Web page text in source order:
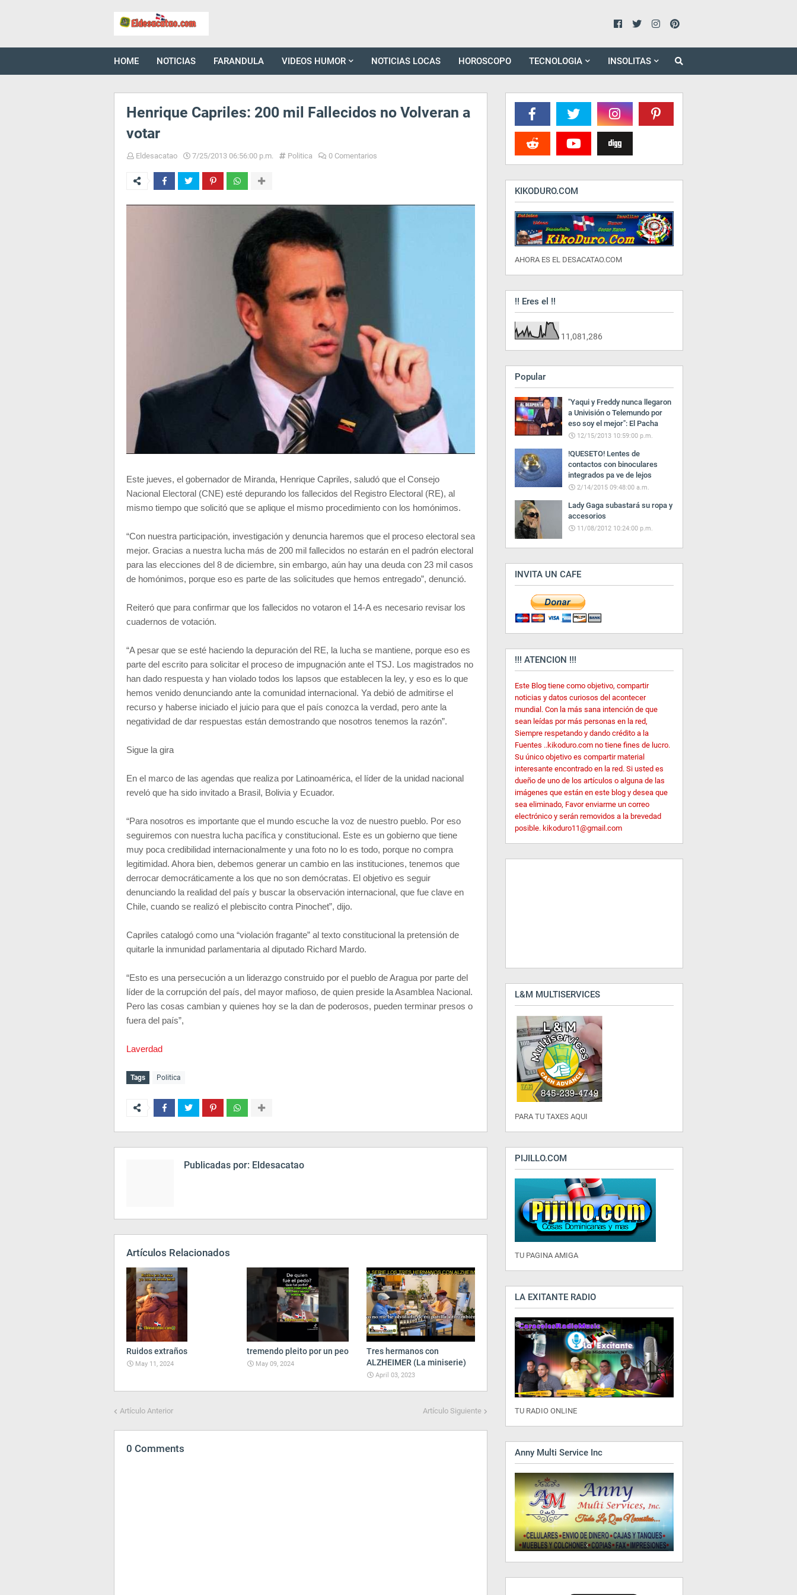
HOME NOTICIAS FARANDULA VIDEOS HUMOR NOTICIAS LOCAS HOROSCOPO TECNOLOGIA INSOLITAS
Henrique Capriles: 200 mil Fallecidos no Volveran a
votar
Eldesacatao 7/25/2013 06:56:00 p.m. Politica 0 Comentarios
Este jueves, el gobernador de Miranda, Henrique Capriles, saludó que el Consejo
Nacional Electoral (CNE) esté depurando los fallecidos del Registro Electoral (RE), al
mismo tiempo que solicitó que se aplique el mismo procedimiento con los homónimos.
“Con nuestra participación, investigación y denuncia haremos que el proceso electoral sea
mejor. Gracias a nuestra lucha más de 200 mil fallecidos no estarán en el padrón electoral
para las elecciones del 8 de diciembre, sin embargo, aún hay una deuda con 23 mil casos
de homónimos, porque eso es parte de las solicitudes que hemos entregado”, denunció.
Reiteró que para confirmar que los fallecidos no votaron el 14-A es necesario revisar los
cuadernos de votación.
“A pesar que se esté haciendo la depuración del RE, la lucha se mantiene, porque eso es
parte del escrito para solicitar el proceso de impugnación ante el TSJ. Los magistrados no
han dado respuesta y han violado todos los lapsos que establecen la ley, y eso es lo que
hemos venido denunciando ante la comunidad internacional. Ya debió de admitirse el
recurso y haberse iniciado el juicio para que el país conozca la verdad, pero ante la
negatividad de dar respuestas están demostrando que nosotros tenemos la razón”.
Sigue la gira
En el marco de las agendas que realiza por Latinoamérica, el líder de la unidad nacional
reveló que ha sido invitado a Brasil, Bolivia y Ecuador.
“Para nosotros es importante que el mundo escuche la voz de nuestro pueblo. Por eso
seguiremos con nuestra lucha pacífica y constitucional. Este es un gobierno que tiene
muy poca credibilidad internacionalmente y una foto no lo es todo, porque no compra
legitimidad. Ahora bien, debemos generar un cambio en las instituciones, tenemos que
derrocar democráticamente a los que no son demócratas. El objetivo es seguir
denunciando la realidad del país y buscar la observación internacional, que fue clave en
Chile, cuando se realizó el plebiscito contra Pinochet”, dijo.
Capriles catalogó como una “violación fragante” al texto constitucional la pretensión de
quitarle la inmunidad parlamentaria al diputado Richard Mardo.
“Esto es una persecución a un liderazgo construido por el pueblo de Aragua por parte del
líder de la corrupción del país, del mayor mafioso, de quien preside la Asamblea Nacional.
Pero las cosas cambian y quienes hoy se la dan de poderosos, pueden terminar presos o
fuera del país”,
Laverdad
Tags Politica
Publicadas por: Eldesacatao
Artículos Relacionados
Ruidos extraños
May 11, 2024
tremendo pleito por un peo
May 09, 2024
Tres hermanos con
ALZHEIMER (La miniserie)
April 03, 2023
Artículo Anterior Artículo Siguiente
0 Comments
KIKODURO.COM
AHORA ES EL DESACATAO.COM
!! Eres el !!
11,081,286
Popular
"Yaqui y Freddy nunca llegaron
a Univisión o Telemundo por
eso soy el mejor": El Pacha
12/15/2013 10:59:00 p.m.
!QUESETO! Lentes de
contactos con binoculares
integrados pa ve de lejos
2/14/2015 09:48:00 a.m.
Lady Gaga subastará su ropa y
accesorios
11/08/2012 10:24:00 p.m.
INVITA UN CAFE
!!! ATENCION !!!
Este Blog tiene como objetivo, compartir
noticias y datos curiosos del acontecer
mundial. Con la más sana intención de que
sean leídas por más personas en la red,
Siempre respetando y dando crédito a la
Fuentes ..kikoduro.com no tiene fines de lucro.
Su único objetivo es compartir material
interesante encontrado en la red. Si usted es
dueño de uno de los artículos o alguna de las
imágenes que están en este blog y desea que
sea eliminado, Favor enviarme un correo
electrónico y serán removidos a la brevedad
posible. kikoduro11@gmail.com
L&M MULTISERVICES
PARA TU TAXES AQUI
PIJILLO.COM
TU PAGINA AMIGA
LA EXITANTE RADIO
TU RADIO ONLINE
Anny Multi Service Inc